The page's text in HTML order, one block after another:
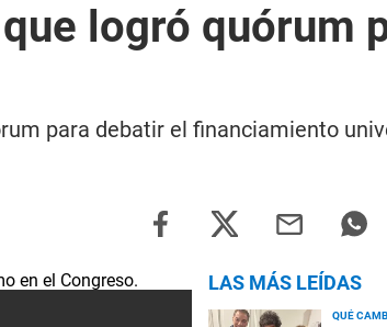
logró quórum
para debatir el financiamiento
LAS MÁS LEÍDAS
QUÉ